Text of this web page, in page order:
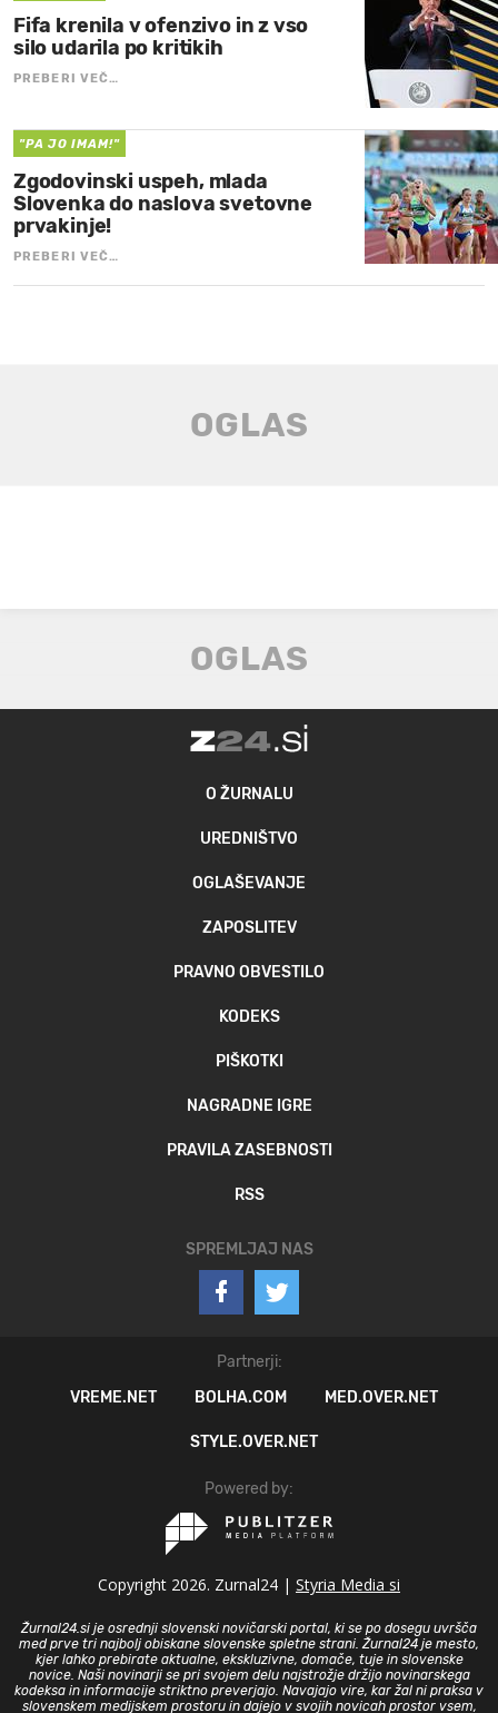
Fifa krenila v ofenzivo in z vso
silo udarila po kritikih
PREBERI VEČ…
"PA JO IMAM!"
Zgodovinski uspeh, mlada
Slovenka do naslova svetovne
prvakinje!
PREBERI VEČ…
O ŽURNALU
UREDNIŠTVO
OGLAŠEVANJE
ZAPOSLITEV
PRAVNO OBVESTILO
KODEKS
PIŠKOTKI
NAGRADNE IGRE
PRAVILA ZASEBNOSTI
RSS
SPREMLJAJ NAS
Partnerji:
VREME.NET
BOLHA.COM MED.OVER.NET
STYLE.OVER.NET
Powered by:
Copyright 2026. Zurnal24 | Styria Media si
Žurnal24.si je osrednji slovenski novičarski portal, ki se po dosegu uvršča
med prve tri najbolj obiskane slovenske spletne strani. Žurnal24 je mesto,
kjer lahko prebirate aktualne, ekskluzivne, domače, tuje in slovenske
novice. Naši novinarji se pri svojem delu najstrožje držijo novinarskega
kodeksa in informacije striktno preverjajo. Navajajo vire, kar žal ni praksa v
slovenskem medijskem prostoru in dajejo v svojih novicah prostor vsem,